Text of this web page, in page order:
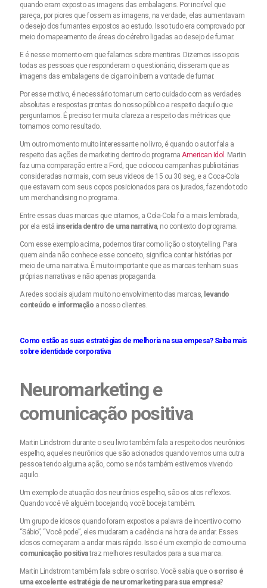
quando eram exposto as imagens das embalagens. Por incrível que
pareça, por piores que fossem as imagens, na verdade, elas aumentavam
o desejo dos fumantes expostos ao estudo. Isso tudo era comprovado por
meio do mapeamento de áreas do cérebro ligadas ao desejo de fumar.
E é nesse momento em que falamos sobre mentiras. Dizemos isso pois
todas as pessoas que responderam o questionário, disseram que as
imagens das embalagens de cigarro inibem a vontade de fumar.
Por esse motivo, é necessário tomar um certo cuidado com as verdades
absolutas e respostas prontas do nosso público a respeito daquilo que
perguntamos. É preciso ter muita clareza a respeito das métricas que
tomamos como resultado.
Um outro momento muito interessante no livro, é quando o autor fala a
respeito das ações de marketing dentro do programaAmerican Idol . Martin
faz uma comparação entre a Ford, que colocou campanhas publicitárias
consideradas normais, com seus videos de 15 ou 30 seg, e a Coca-Cola
que estavam com seus copos posicionados para os jurados, fazendo todo
um merchandising no programa.
Entre essas duas marcas que citamos, a Cola-Cola foi a mais lembrada,
por ela está inserida dentro de uma narrativa, no contexto do programa.
Com esse exemplo acima, podemos tirar como lição o storytelling. Para
quem ainda não conhece esse conceito, significa contar histórias por
meio de uma narrativa. É muito importante que as marcas tenham suas
próprias narrativas e não apenas propaganda.
A redes sociais ajudam muito no envolvimento das marcas, levando
conteúdo e informação a nosso clientes.
Como estão as suas estratégias de melhoria na sua empesa? Saiba mais
sobre identidade corporativa
Neuromarketing e
comunicação positiva
Martin Lindstrom durante o seu livro também fala a respeito dos neurônios
espelho, aqueles neurônios que são acionados quando vemos uma outra
pessoa tendo alguma ação, como se nós também estivemos vivendo
aquilo.
Um exemplo de atuação dos neurônios espelho, são os atos reflexos.
Quando você vê alguém bocejando, você boceja também.
Um grupo de idosos quando foram expostos a palavra de incentivo como
“Sábio”, “Você pode”, eles mudaram a cadência na hora de andar. Esses
idosos começaram a andar mais rápido. Isso é um exemplo de como uma
comunicação positivatraz melhores resultados para a sua marca.
Martin Lindstrom também fala sobre o sorriso. Você sabia que o sorriso é
uma excelente estratégia de neuromarketing para sua empresa?